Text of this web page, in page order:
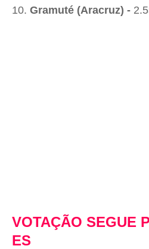
Gramuté (Aracruz) -
VOTAÇÃO SEGUE
ES